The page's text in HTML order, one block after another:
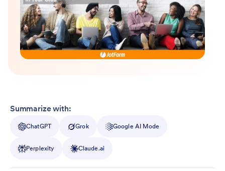
Summarize with:
ChatGPT Grok Google AI Mode
Perplexity Claude.ai